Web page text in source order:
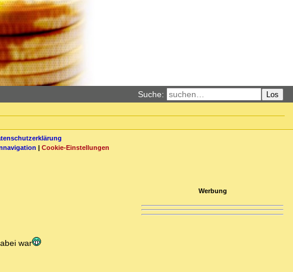
Suche: Los
| Cookie-Einstellungen
war
Werbung